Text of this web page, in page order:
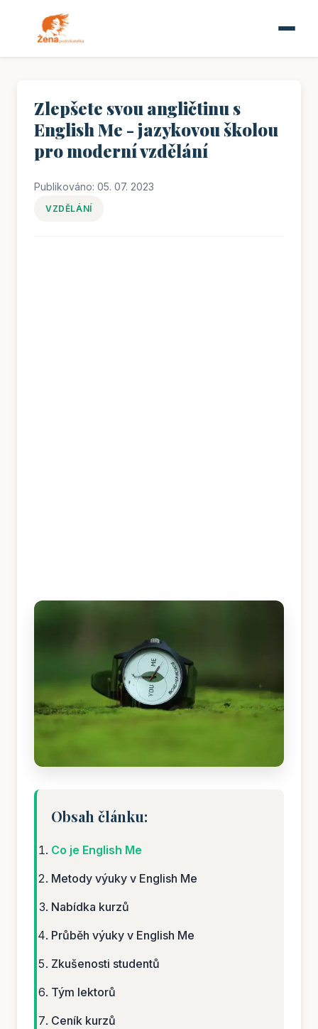
Zlepšete svou angličtinu s
English Me - jazykovou školou
pro moderní vzdělání
Publikováno: 05. 07. 2023
VZDĚLÁNÍ
Obsah článku:
Co je English Me
Metody výuky v English Me
Nabídka kurzů
Průběh výuky v English Me
Zkušenosti studentů
Tým lektorů
Ceník kurzů